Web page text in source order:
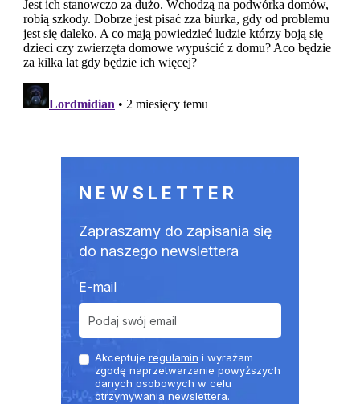
NEWSLETTER
Zapraszamy do zapisania się
do naszego newslettera
E-mail
Akceptuje regulamin i wyrażam
zgodę naprzetwarzanie powyższych
danych osobowych w celu
otrzymywania newslettera.